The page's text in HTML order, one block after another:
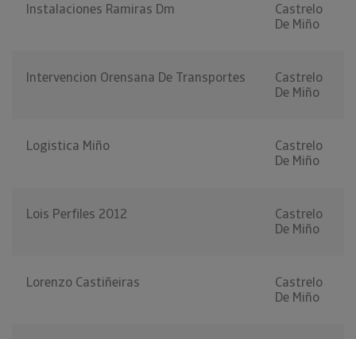
Instalaciones Ramiras Dm
Castrelo
De Miño
Intervencion Orensana De Transportes
Castrelo
De Miño
Logistica Miño
Castrelo
De Miño
Lois Perfiles 2012
Castrelo
De Miño
Lorenzo Castiñeiras
Castrelo
De Miño